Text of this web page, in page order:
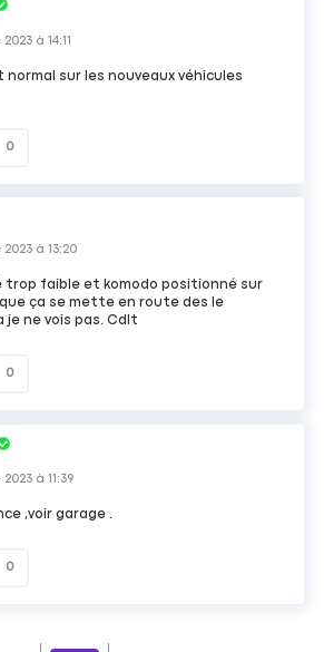
2023 à14:11
normal sur les nouveaux véhicules
0
2023 à13:20
trop faible et komodo positionné sur
ça se mette en route des le
je ne vois pas. Cdlt
0
2023 à11:39
,voir garage .
0